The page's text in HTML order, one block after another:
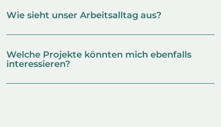
Wie sieht unser Arbeitsalltag aus?
Welche Projekte könnten mich ebenfalls
interessieren?